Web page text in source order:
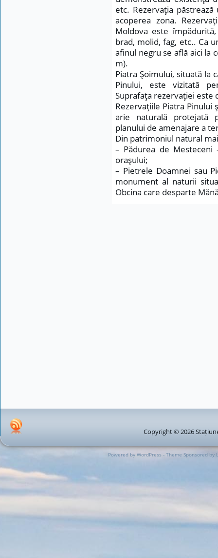
etc. Rezervaţia
acoperea zona.
Moldova este
brad, molid, fag, etc.. Ca
afinul negru se află aici la
m).
Piatra Şoimului, situată la
Pinului, este vizitată
Suprafaţa rezervaţiei este
Rezervaţiile Piatra Pinului
arie naturală protejată
planului de amenajare a
Din patrimoniul natural
– Pădurea de
oraşului;
– Pietrele Doamnei sau
monument al naturii
Obcina care desparte
Copyright © 2026
Powered by WordPress - Theme Sponsored by